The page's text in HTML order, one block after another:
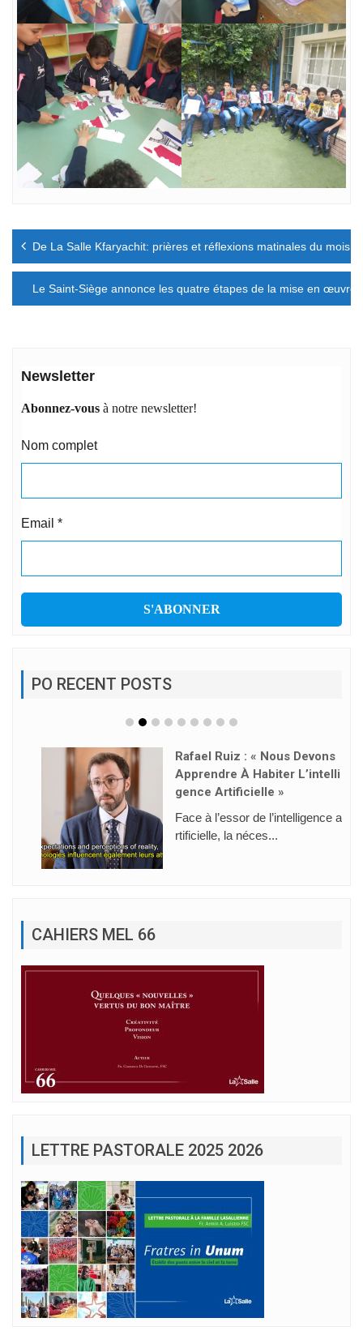
Navigation
l’article
De La Salle Kfaryachit: prières et réflexions matinales du mois
Le Saint-Siège annonce les quatre étapes de la mise en œuvre
Newsletter
Abonnez-vous à notre newsletter!
Nom complet
Email *
PO RECENT POSTS
Rafael Ruiz : « Nous Devons
Apprendre À Habiter L’intelli
Gence Artificielle »
Face à l’essor de l’intelligence a
rtificielle, la néces...
CAHIERS MEL 66
LETTRE PASTORALE 2025 2026